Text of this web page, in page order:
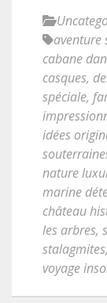
aventure
cabane
casques,
spéciale,
idées
nature
marine
château
les arbres,
stalagmites,
voyage